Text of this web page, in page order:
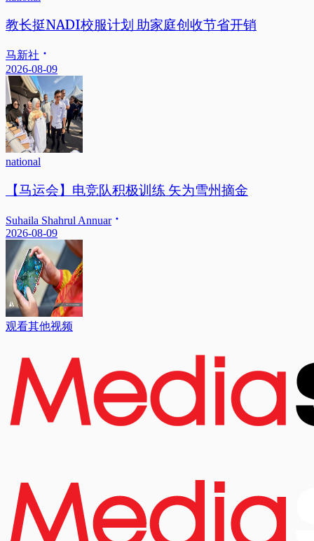
教长挺NADI校服计划 助家庭创收节省开销
马新社
2026-08-09
national
【马运会】电竞队积极训练 矢为雪州摘金
Suhaila Shahrul Annuar
2026-08-09
观看其他视频